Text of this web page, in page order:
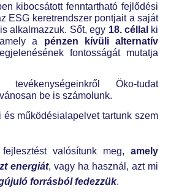
kibocsátott fenntartható fejlődési
ESG keretrendszer pontjait a saját
alkalmazzuk. Sőt, egy 18. céllal ki
a pénzen kívüli alternatív
fontosságát mutatja
Öko-tudat
be is számolunk.
és működésialapelvet tartunk szem
valósítunk meg,amely
energiát, vagy ha használ, azt mi
forrásból fedezzük.